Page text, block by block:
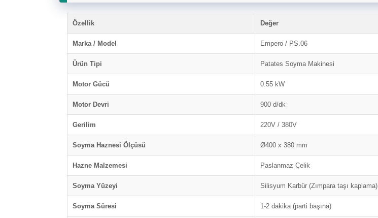
Özellik Değer
Marka / Model Empero / PS.06
Ürün Tipi Patates Soyma Makinesi
Motor Gücü 0.55 kW
Motor Devri 900 d/dk
Gerilim 220V / 380V
Soyma Haznesi Ölçüsü Ø400 x 380 mm
Hazne Malzemesi Paslanmaz Çelik
Soyma Yüzeyi Silisyum Karbür (Zımpara taşı kaplama)
Soyma Süresi 1-2 dakika (parti başına)